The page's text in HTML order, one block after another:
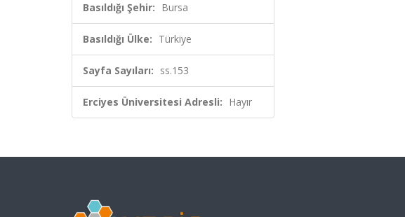
Basıldığı Şehir: Bursa
Basıldığı Ülke: Türkiye
Sayfa Sayıları: ss.153
Erciyes Üniversitesi Adresli: Hayır